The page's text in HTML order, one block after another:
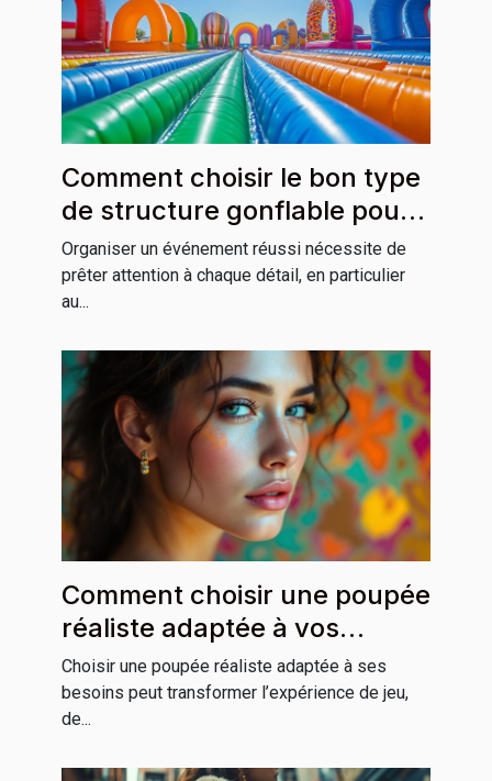
Comment choisir le bon type
de structure gonflable pour
votre événement ?
Organiser un événement réussi nécessite de
prêter attention à chaque détail, en particulier
au...
Comment choisir une poupée
réaliste adaptée à vos
besoins ?
Choisir une poupée réaliste adaptée à ses
besoins peut transformer l’expérience de jeu,
de...